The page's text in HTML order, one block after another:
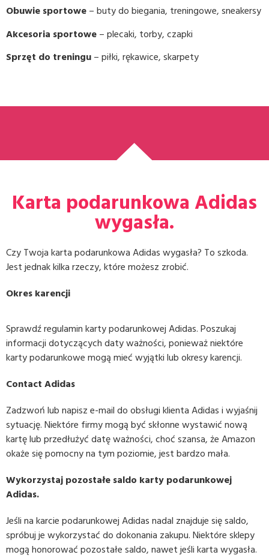
Obuwie sportowe– buty do biegania, treningowe, sneakersy
Akcesoria sportowe– plecaki, torby, czapki
Sprzęt do treningu– piłki, rękawice, skarpety
Karta podarunkowa Adidas
wygasła.
Czy Twoja karta podarunkowa Adidas wygasła? To szkoda.
Jest jednak kilka rzeczy, które możesz zrobić.
Okres karencji
Sprawdź regulamin karty podarunkowej Adidas. Poszukaj
informacji dotyczących daty ważności, ponieważ niektóre
karty podarunkowe mogą mieć wyjątki lub okresy karencji.
Contact Adidas
Zadzwoń lub napisz e-mail do obsługi klienta Adidas i wyjaśnij
sytuację. Niektóre firmy mogą być skłonne wystawić nową
kartę lub przedłużyć datę ważności, choć szansa, że Amazon
okaże się pomocny na tym poziomie, jest bardzo mała.
Wykorzystaj pozostałe saldo karty podarunkowej
Adidas.
Jeśli na karcie podarunkowej Adidas nadal znajduje się saldo,
spróbuj je wykorzystać do dokonania zakupu. Niektóre sklepy
mogą honorować pozostałe saldo, nawet jeśli karta wygasła.